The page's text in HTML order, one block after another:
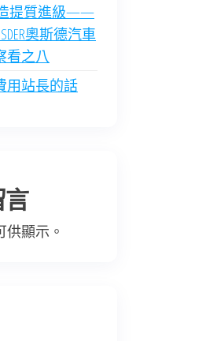
提質進級——
奧斯德汽車
看之八
用站長的話
供顯示。